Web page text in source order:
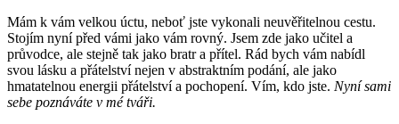
Mám k vám velkou úctu, neboť jste vykonali neuvěřitelnou cestu.
Stojím nyní před vámi jako vám rovný. Jsem zde jako učitel a
průvodce, ale stejně tak jako bratr a přítel. Rád bych vám nabídl
svou lásku a přátelství nejen v abstraktním podání, ale jako
hmatatelnou energii přátelství a pochopení. Vím, kdo jste. Nyní sami
sebe poznáváte v mé tváři.